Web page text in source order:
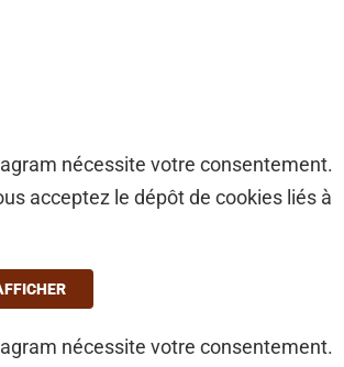
nécessite votre consentement.
acceptez le dépôt de cookies liés à
nécessite votre consentement.